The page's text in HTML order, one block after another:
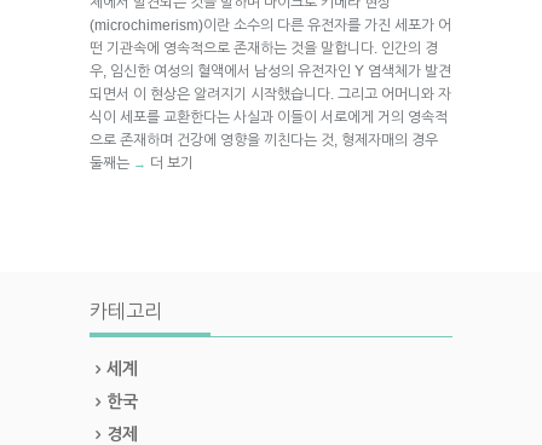
(microchimerism)이란 소수의 다른 유전자를 가진 세포가 어
떤 기관속에 영속적으로 존재하는 것을 말합니다. 인간의 경
우, 임신한 여성의 혈액에서 남성의 유전자인 Y 염색체가 발견
되면서 이 현상은 알려지기 시작했습니다. 그리고 어머니와 자
식이 세포를 교환한다는 사실과 이들이 서로에게 거의 영속적
으로 존재하며 건강에 영향을 끼친다는 것, 형제자매의 경우
둘째는 → 더 보기
카테고리
세계
한국
경제